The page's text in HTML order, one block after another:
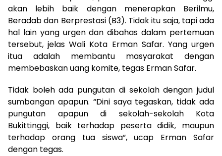
akan lebih baik dengan menerapkan Berilmu,
Beradab dan Berprestasi (B3). Tidak itu saja, tapi ada
hal lain yang urgen dan dibahas dalam pertemuan
tersebut, jelas Wali Kota Erman Safar. Yang urgen
itua adalah membantu masyarakat dengan
membebaskan uang komite, tegas Erman Safar.
Tidak boleh ada pungutan di sekolah dengan judul
sumbangan apapun. “Dini saya tegaskan, tidak ada
pungutan apapun di sekolah-sekolah Kota
Bukittinggi, baik terhadap peserta didik, maupun
terhadap orang tua siswa”, ucap Erman Safar
dengan tegas.